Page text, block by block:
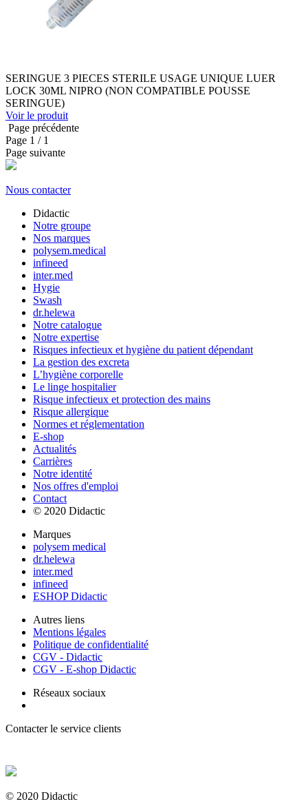
SERINGUE 3 PIECES STERILE USAGE UNIQUE LUER
LOCK 30ML NIPRO (NON COMPATIBLE POUSSE
SERINGUE)
Voir le produit
Page précédente
Page 1 / 1
Page suivante
Nous contacter
Didactic
Notre groupe
Nos marques
polysem.medical
infineed
inter.med
Hygie
Swash
dr.helewa
Notre catalogue
Notre expertise
Risques infectieux et hygiène du patient dépendant
La gestion des excreta
L’hygiène corporelle
Le linge hospitalier
Risque infectieux et protection des mains
Risque allergique
Normes et réglementation
E-shop
Actualités
Carrières
Notre identité
Nos offres d'emploi
Contact
© 2020 Didactic
Marques
polysem medical
dr.helewa
inter.med
infineed
ESHOP Didactic
Autres liens
Mentions légales
Politique de confidentialité
CGV - Didactic
CGV - E-shop Didactic
Réseaux sociaux
Contacter le service clients
© 2020 Didactic